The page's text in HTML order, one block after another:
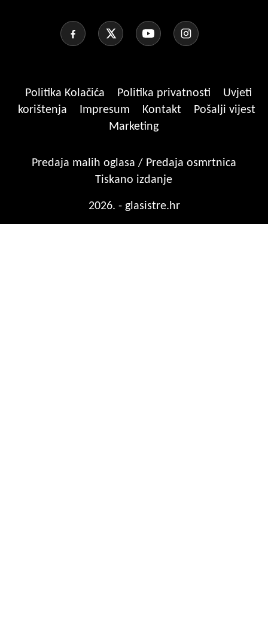
Politika Kolačića Politika privatnosti
Uvjeti
korištenja
Impresum Kontakt
Pošalji vijest
Marketing
Predaja malih oglasa / Predaja osmrtnica
Tiskano izdanje
2026. - glasistre.hr